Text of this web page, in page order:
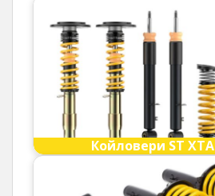
Койловери ST XTA